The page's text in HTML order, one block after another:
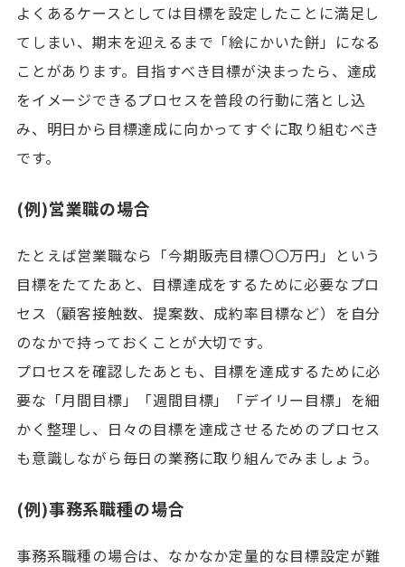
よくあるケースとしては目標を設定したことに満足し
てしまい、期末を迎えるまで「絵にかいた餅」になる
ことがあります。目指すべき目標が決まったら、達成
をイメージできるプロセスを普段の行動に落とし込
み、明日から目標達成に向かってすぐに取り組むべき
です。
(例)営業職の場合
たとえば営業職なら「今期販売目標〇〇万円」という
目標をたてたあと、目標達成をするために必要なプロ
セス（顧客接触数、提案数、成約率目標など）を自分
のなかで持っておくことが大切です。
プロセスを確認したあとも、目標を達成するために必
要な「月間目標」「週間目標」「デイリー目標」を細
かく整理し、日々の目標を達成させるためのプロセス
も意識しながら毎日の業務に取り組んでみましょう。
(例)事務系職種の場合
事務系職種の場合は、なかなか定量的な目標設定が難